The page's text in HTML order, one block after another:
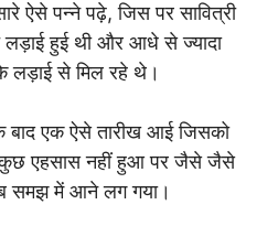
ऐसे पन्ने पढ़े, जिस पर सावित्री
हुई थी और आधे से ज्यादा
के लड़ाई से मिल रहे थे।
एक ऐसे तारीख आई जिसको
कुछ एहसास नहीं हुआ पर जैसे जैसे
समझ में आने लग गया।